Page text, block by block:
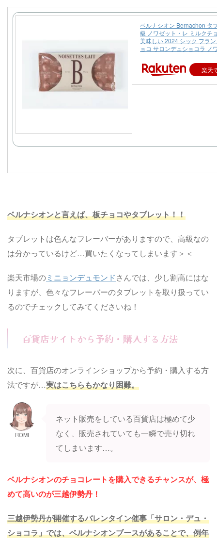
ベルナシオン Bernachon タ
級 ノワゼット・レ ミルクチ
美味しい 2024 シック フラ
ョコ サロンデュショコラ ノ
楽天
ベルナシオンと言えば、板チョコやタブレット！！
タブレットは色んなフレーバーがありますので、高級なの
は分かっているけど…買いたくなってしまいます＞＜
楽天市場のミニョンデュモンドさんでは、少し割高にはな
りますが、色々なフレーバーのタブレットを取り扱ってい
るのでチェックしてみてくださいね！
百貨店サイトから予約・購入する方法
次に、百貨店のオンラインショップから予約・購入する方
法ですが…実はこちらもかなり困難。
ROMI
ネット販売をしている百貨店は極めて少
なく、販売されていても一瞬で売り切れ
てしまいます…。
ベルナシオンのチョコレートを購入できるチャンスが、極
めて高いのが三越伊勢丹！
三越伊勢丹が開催するバレンタイン催事「サロン・デュ・
ショコラ」では、ベルナシオンブースがあることで、例年